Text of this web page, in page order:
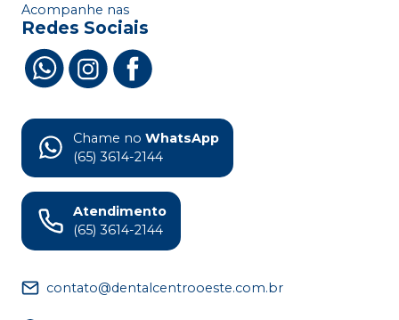
Acompanhe nas
Redes Sociais
Chame no WhatsApp
(65) 3614-2144
Atendimento
(65) 3614-2144
contato@dentalcentrooeste.com.br